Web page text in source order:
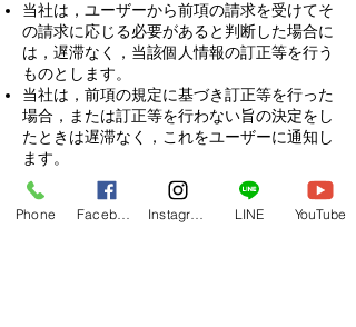
当社は，ユーザーから前項の請求を受けてそ
の請求に応じる必要があると判断した場合に
は，遅滞なく，当該個人情報の訂正等を行う
ものとします。
当社は，前項の規定に基づき訂正等を行った
場合，または訂正等を行わない旨の決定をし
たときは遅滞なく，これをユーザーに通知し
ます。
第8条（個人情報の利用停止等）
当社は，本人から，個人情報が，利用目的の
Phone LINE YouTube